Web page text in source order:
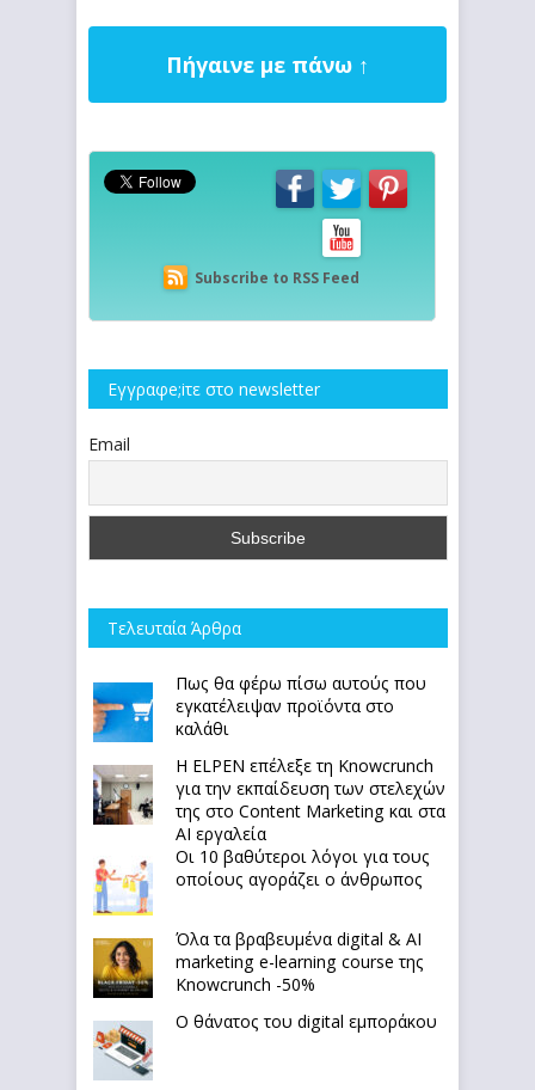
Πήγαινε με πάνω ↑
Subscribe to RSS Feed
Εγγραφe;iτε στο newsletter
Email
Τελευταία Άρθρα
Πως θα φέρω πίσω αυτούς που
εγκατέλειψαν προϊόντα στο
καλάθι
Η ELPEN επέλεξε τη Knowcrunch
για την εκπαίδευση των στελεχών
της στο Content Marketing και στα
AI εργαλεία
Οι 10 βαθύτεροι λόγοι για τους
οποίους αγοράζει ο άνθρωπος
Όλα τα βραβευμένα digital & AI
marketing e-learning course της
Knowcrunch -50%
Ο θάνατος του digital εμποράκου